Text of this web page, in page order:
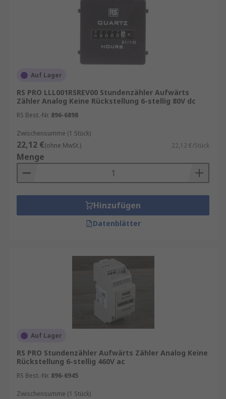
Auf Lager
RS PRO LLL001RSREV00 Stundenzähler Aufwärts
Zähler Analog Keine Rückstellung 6-stellig 80V dc
RS Best.-Nr. 896-6898
Zwischensumme (1 Stück)
22,12 €(ohne MwSt.) 22,12 €/Stück
Menge
Hinzufügen
Datenblätter
Auf Lager
RS PRO Stundenzähler Aufwärts Zähler Analog Keine
Rückstellung 6-stellig 460V ac
RS Best.-Nr. 896-6945
Zwischensumme (1 Stück)